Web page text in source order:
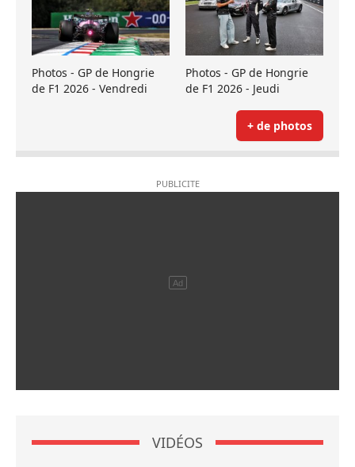
Photos - GP de Hongrie
de F1 2026 - Vendredi
Photos - GP de Hongrie
de F1 2026 - Jeudi
+ de photos
VIDÉOS